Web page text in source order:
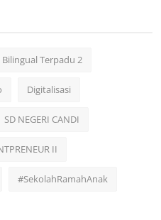
Bilingual Terpadu 2
Digitalisasi
SD NEGERI CANDI
II
#SekolahRamahAnak